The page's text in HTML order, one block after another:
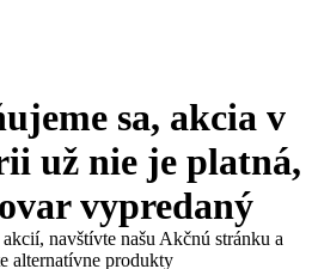
sa, akcia v
už nie je platná,
vypredaný
navštívte našu Akčnú stránku a
alternatívne produkty